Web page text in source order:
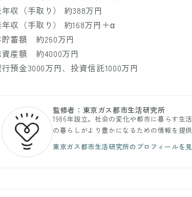
収（手取り） 約388万円
収（手取り） 約168万円＋α
貯蓄額 約260万円
資産額 約4000万円
預金3000万円、投資信託1000万円
監修者：東京ガス都市生活研究所
1986年設立。社会の変化や都市に暮らす生
の暮らしがより豊かになるための情報を提供
東京ガス都市生活研究所のプロフィールを